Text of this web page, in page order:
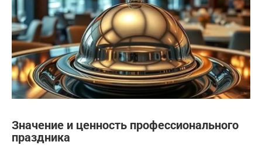
Значение и ценность профессионального
праздника